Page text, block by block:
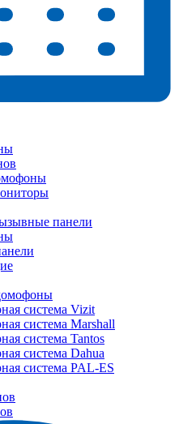
панели
система Vizit
система Marshall
система Tantos
система Dahua
система PAL-ES